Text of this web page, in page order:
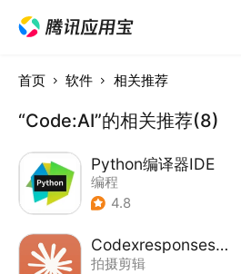
首页 软件 相关推荐
“Code:AI”的相关推荐(8)
Python编译器IDE
编程
4.8
Codexresponses工具箱
拍摄剪辑